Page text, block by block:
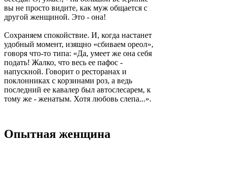
вы не просто видите, как муж общается с
другой женщиной. Это - она!
Сохраняем спокойствие. И, когда настанет
удобный момент, изящно «сбиваем ореол»,
говоря что-то типа: «Да, умеет же она себя
подать! Жалко, что весь ее пафос -
напускной. Говорит о ресторанах и
поклонниках с корзинами роз, а ведь
последний ее кавалер был автослесарем, к
тому же - женатым. Хотя любовь слепа...».
Опытная женщина